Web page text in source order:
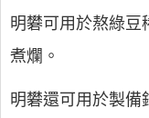
明礬可用於熬綠豆
煮爛。
明礬還可用於製備